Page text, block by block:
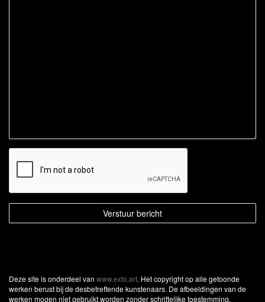
Deze site is onderdeel van www.exto.art. Het copyright op alle getoonde
werken berust bij de desbetreffende kunstenaars. De afbeeldingen van de
werken mogen niet gebruikt worden zonder schriftelijke toestemming.